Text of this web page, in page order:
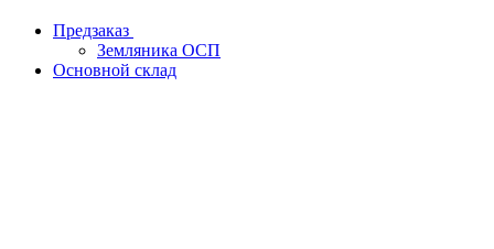
Предзаказ
Земляника ОСП
Основной склад